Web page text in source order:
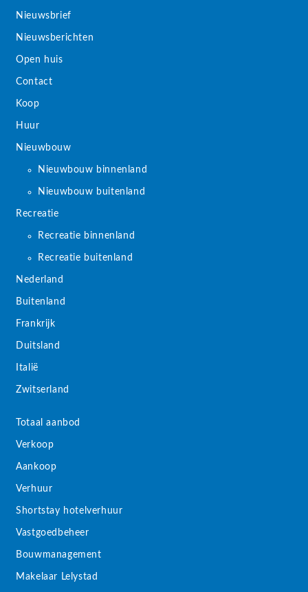
Nieuwsbrief
Nieuwsberichten
Open huis
Contact
Koop
Huur
Nieuwbouw
Nieuwbouw binnenland
Nieuwbouw buitenland
Recreatie
Recreatie binnenland
Recreatie buitenland
Nederland
Buitenland
Frankrijk
Duitsland
Italië
Zwitserland
Totaal aanbod
Verkoop
Aankoop
Verhuur
Shortstay hotelverhuur
Vastgoedbeheer
Bouwmanagement
Makelaar Lelystad